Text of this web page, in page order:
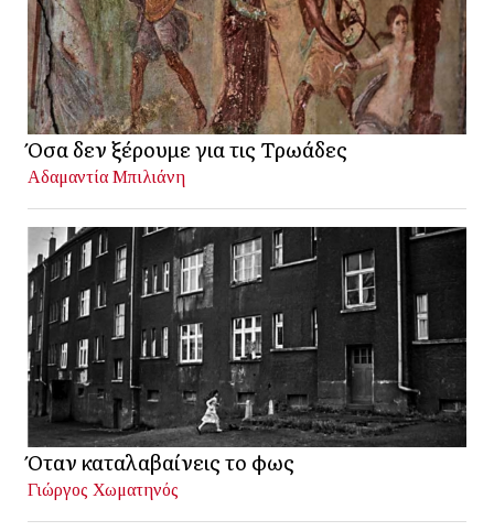
Όσα δεν ξέρουμε για τις Τρωάδες
Αδαμαντία Μπιλιάνη
Όταν καταλαβαίνεις το φως
Γιώργος Χωματηνός